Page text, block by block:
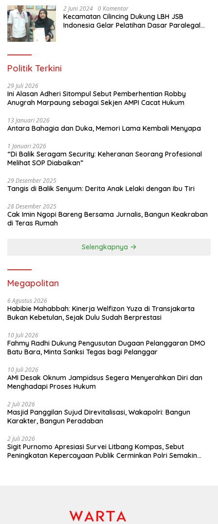
2 Juni 2024 0 Komentar
Kecamatan Cilincing Dukung LBH JSB
Indonesia Gelar Pelatihan Dasar Paralegal
Politik Terkini
29 Juli 2026
Ini Alasan Adheri Sitompul Sebut Pemberhentian Robby
Anugrah Marpaung sebagai Sekjen AMPI Cacat Hukum
13 Januari 2026
Antara Bahagia dan Duka, Memori Lama Kembali Menyapa
1 Januari 2026
“Di Balik Seragam Security: Keheranan Seorang Profesional
Melihat SOP Diabaikan”
29 Desember 2025
Tangis di Balik Senyum: Derita Anak Lelaki dengan Ibu Tiri
28 Desember 2025
Cak Imin Ngopi Bareng Bersama Jurnalis, Bangun Keakraban
di Teras Rumah
Selengkapnya
Megapolitan
6 Agustus 2026
Habibie Mahabbah: Kinerja Welfizon Yuza di Transjakarta
Bukan Kebetulan, Sejak Dulu Sudah Berprestasi
10 Juli 2026
Fahmy Radhi Dukung Pengusutan Dugaan Pelanggaran DMO
Batu Bara, Minta Sanksi Tegas bagi Pelanggar
10 Juli 2026
AMI Desak Oknum Jampidsus Segera Menyerahkan Diri dan
Menghadapi Proses Hukum
2 Juli 2026
Masjid Panggilan Sujud Direvitalisasi, Wakapolri: Bangun
Karakter, Bangun Peradaban
2 Juli 2026
Sigit Purnomo Apresiasi Survei Litbang Kompas, Sebut
Peningkatan Kepercayaan Publik Cerminkan Polri Semakin